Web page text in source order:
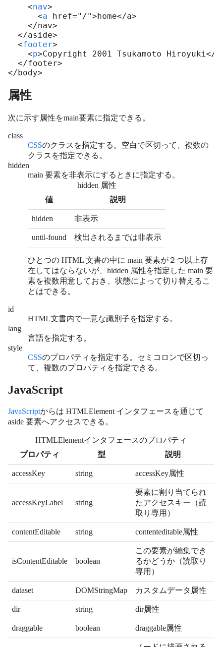
    <
nav>
      <
a href="/">home</a>
    </nav>
  </aside>
  <
footer>
    <
p>Copyright 2001 Tsukamoto Hiroyuki</
  </footer>
</body>
属性
次に示す属性をmain要素に指定できる。
class
CSSのクラスを指定する。空白で区切って、複数の
クラスを指定できる。
hidden
main 要素を非表示にするときに指定する。
hidden 属性
値
説明
hidden 非表示
until-found 検出されるまでは非表示
ひとつの HTML 文書の中に main 要素が２つ以上存
在してはならないが、hidden 属性を指定した main 要
素を複数用意しておき、状態によって切り替えるこ
とはできる。
id
HTML文書内で一意な識別子を指定する。
lang
言語を指定する。
style
CSSのプロパティを指定する。セミコロンで区切っ
て、複数のプロパティを指定できる。
JavaScript
JavaScriptからは HTMLElement インタフェースを通じて
aside 要素へアクセスできる。
HTMLElementインタフェースのプロパティ
プロパティ
型 説明
accessKey string accessKey属性
accessKeyLabel string
要素に割り当てられ
たアクセスキー（読
取り専用）
contentEditable string contenteditable属性
isContentEditable boolean
この要素が編集でき
るかどうか（読取り
専用）
dataset DOMStringMap カスタムデータ属性
dir string dir属性
draggable boolean draggable属性